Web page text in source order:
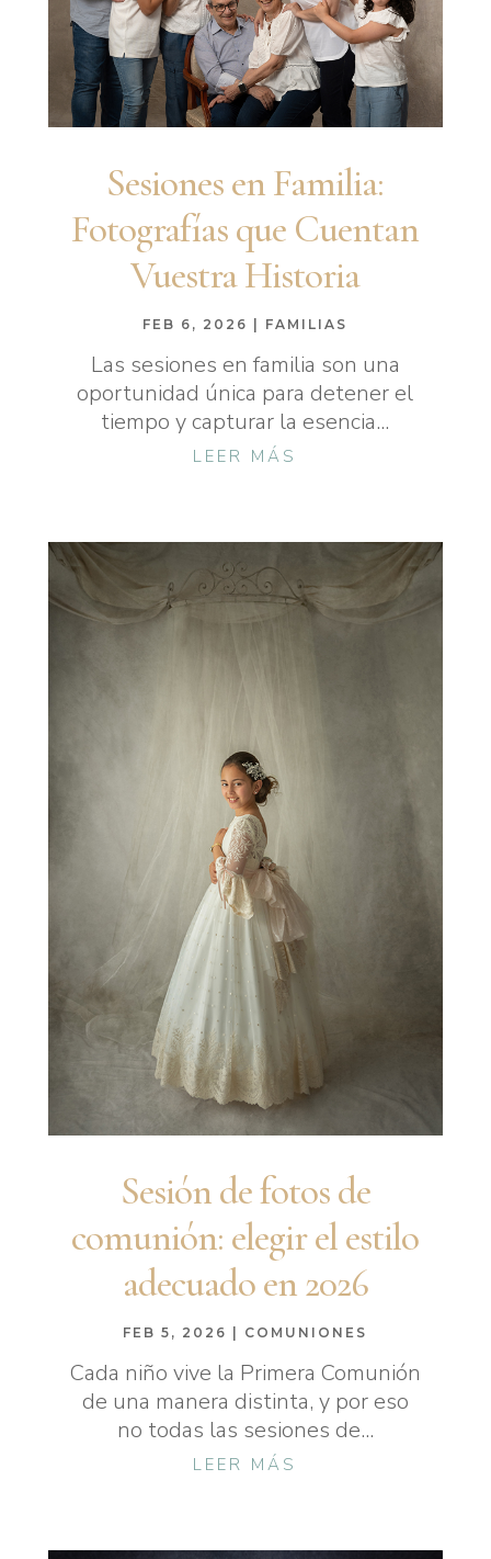
Sesiones en Familia:
Fotografías que Cuentan
Vuestra Historia
FEB 6, 2026 | FAMILIAS
Las sesiones en familia son una
oportunidad única para detener el
tiempo y capturar la esencia...
LEER MÁS
Sesión de fotos de
comunión: elegir el estilo
adecuado en 2026
FEB 5, 2026 | COMUNIONES
Cada niño vive la Primera Comunión
de una manera distinta, y por eso
no todas las sesiones de...
LEER MÁS